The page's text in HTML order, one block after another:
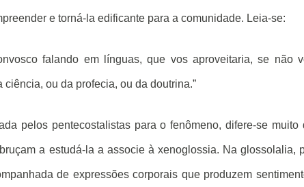
e torná-la edificante para a comunidade. Leia-se:
falando em línguas, que vos aproveitaria, se não
ou da profecia, ou da doutrina.”
pelos pentecostalistas para o fenômeno, difere-se muito
a estudá-la a associe à xenoglossia. Na glossolalia,
de expressões corporais que produzem